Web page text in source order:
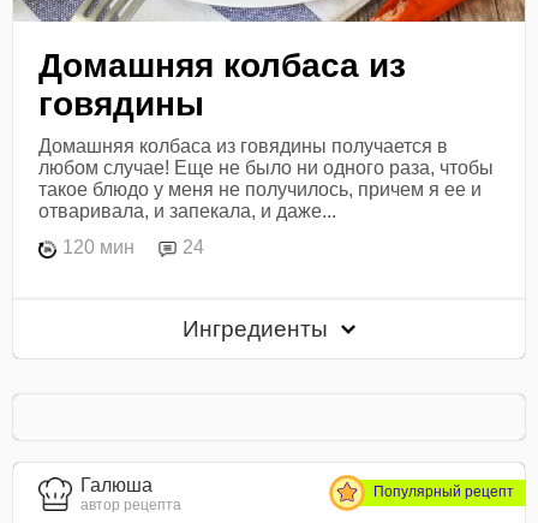
Домашняя колбаса из
говядины
Домашняя колбаса из говядины получается в
любом случае! Еще не было ни одного раза, чтобы
такое блюдо у меня не получилось, причем я ее и
отваривала, и запекала, и даже...
120 мин
24
Ингредиенты
Галюша
автор рецепта
Популярный рецепт